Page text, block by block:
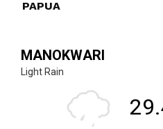
PAPUA
MANOKWARI
Light Rain